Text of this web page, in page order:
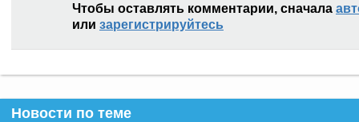
Чтобы оставлять комментарии, сначала
или зарегистрируйтесь
Новости по теме